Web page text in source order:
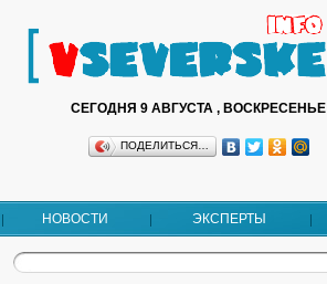
СЕГОДНЯ 9 АВГУСТА , ВОСКРЕСЕНЬЕ
ПОДЕЛИТЬСЯ…
НОВОСТИ ЭКСПЕРТЫ